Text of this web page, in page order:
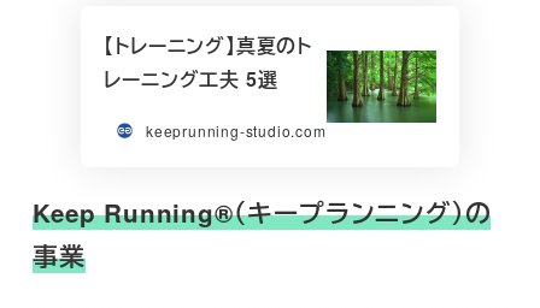
【トレーニング】真夏のト
レーニング工夫 5選
keeprunning-studio.com
Keep Running®（キープランニング）の
事業